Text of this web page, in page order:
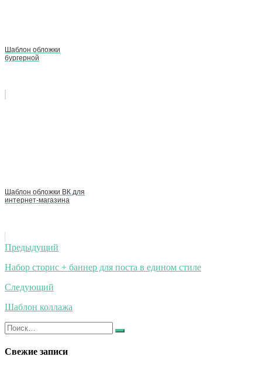
Шаблон обложки
бургерной
Шаблон обложки ВК для
интернет-магазина
Навигация
по
записям
Предыдущий
Набор сторис + баннер для поста в едином стиле
Следующий
Шаблон коллажа
Искать:
Найти
Свежие записи